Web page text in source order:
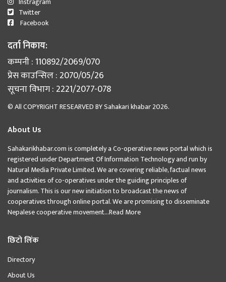
Facebook
Twitter
दर्ता निकाय:
कम्पनी : 110892/2069/070
प्रेस काउन्सिल : 2070/05/26
सूचना विभाग : 2221/2077-078
© All COPYRIGHT RESEARVED BYSahakari khabar2026.
About Us
Sahakarikhabar.com is completely a Co-operative news portal which is
registered under Department Of Information Technology and run by
Natural Media Private Limited. We are covering reliable, factual news
and activities of co-operatives under the guiding principles of
journalism. This is our new initiation to broadcast the news of
cooperatives through online portal. We are promising to disseminate
Nepalese cooperative movement...Read More
छिटो लिंक
Directory
About Us